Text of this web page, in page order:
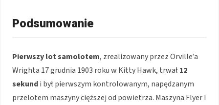
Podsumowanie
Pierwszy lot samolotem, zrealizowany przez Orville’a
Wrighta 17 grudnia 1903 roku w Kitty Hawk, trwał12
sekundi był pierwszym kontrolowanym, napędzanym
przelotem maszyny cięższej od powietrza. Maszyna Flyer I